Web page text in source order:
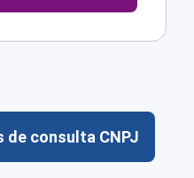
de consulta CNPJ